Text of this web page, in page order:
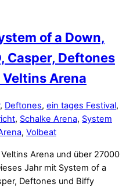
of a Down,
Casper, Deftones
Arena
, Deftones, ein tages Festival,
, Schalke Arena, System
, Volbeat
Arena und über 27000
Jahr mit System of a
Deftones und Biffy